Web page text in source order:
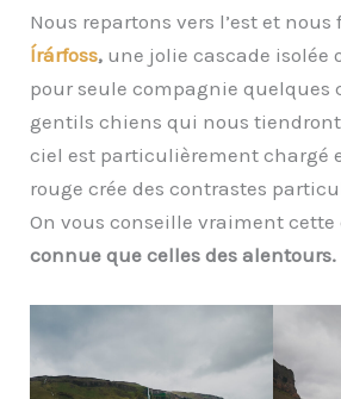
Nous repartons vers l’est et
Írárfoss, une jolie cascade isolée
pour seule compagnie quelques
gentils chiens qui nous
ciel est particulièrement chargé
rouge crée des contrastes
On vous conseille vraiment cette
connue que celles des alentours.